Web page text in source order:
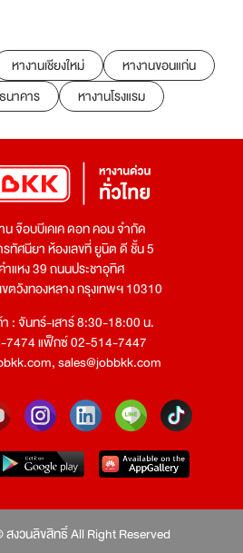
หางานเชียงใหม่
หางานขอนแก่น
นาคาร หางานโรงแรม
จ๊อบบีเคเค ดอท คอม จำกัด
ทัศนียา ห้องเลขที่ ยูนิต ดี ชั้น 5
แหง 39 ถนนประชาอุทิศ
ขตวังทองหลาง กรุงเทพฯ 10310
: จันทร์-เสาร์ 8:30-18:00 น.
7474 แฟ็กซ์ 02-514-7447
,sales@jobbkk.com
งวนลิขสิทธิ์ All Right Reserved